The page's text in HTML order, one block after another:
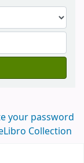
your password
Collection